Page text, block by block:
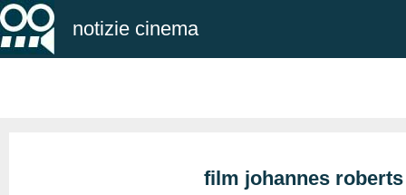
notizie cinema
film johannes roberts